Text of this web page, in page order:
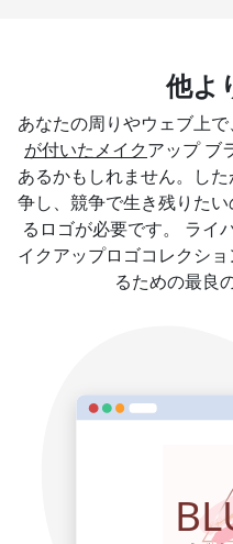
他よ
あなたの周りやウェブ上
が付いたメイク アップ ブ
あるかもしれません。し
争し、競争で生き残りた
るロゴが必要です。 ライ
イクアップロゴコレクシ
るための最良